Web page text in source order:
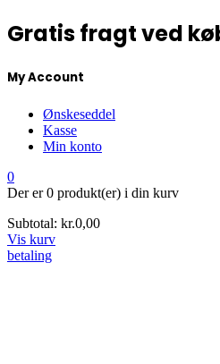
Gratis fragt ved
My Account
Ønskeseddel
Kasse
Min konto
0
Der er0 produkt(er) i din kurv
Subtotal: kr.0,00
Vis kurv
betaling